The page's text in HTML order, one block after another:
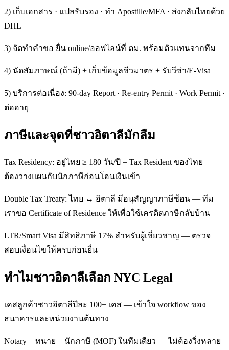
2) เก็บเอกสาร · แปลรับรอง · ทำ Apostille/MFA · ส่งกลับไทยด้วย
DHL
3) จัดทำคำขอ ยื่น online/ออฟไลน์ที่ ตม. พร้อมตัวแทนจากทีม
4) นัดสัมภาษณ์ (ถ้ามี) + เก็บข้อมูลชีวมาตร + รับวีซ่า/E-Visa
5) บริการต่อเนื่อง: 90-day Report · Re-entry Permit · Work Permit ·
ต่ออายุ
ภาษีและจุดที่ชาวอิตาลีมักลืม
Tax Residency: อยู่ไทย ≥ 180 วัน/ปี = Tax Resident ของไทย —
ต้องวางแผนกับนักภาษีก่อนโอนเงินเข้า
Double Tax Treaty: ไทย ↔ อิตาลี มีอนุสัญญาภาษีซ้อน — ทีม
เราขอ Certificate of Residence ให้เพื่อใช้เครดิตภาษีกลับบ้าน
LTR/Smart Visa มีสิทธิภาษี 17% สำหรับผู้เชี่ยวชาญ — ตรวจ
สอบเงื่อนไขให้ครบก่อนยื่น
ทำไมชาวอิตาลีเลือก NYC Legal
เคสลูกค้าชาวอิตาลีปีละ 100+ เคส — เข้าใจ workflow ของ
ธนาคารและหน่วยงานต้นทาง
Notary + ทนาย + นักภาษี (MOF) ในทีมเดียว — ไม่ต้องวิ่งหลาย